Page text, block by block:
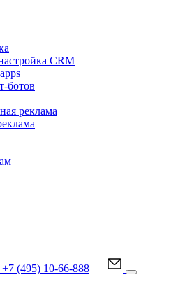
CRM
ботов
реклама
+7 (495) 10-66-888